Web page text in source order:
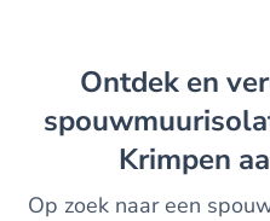
Ontdek en vergelijk de beste
Krimpen
Op zoek naar een